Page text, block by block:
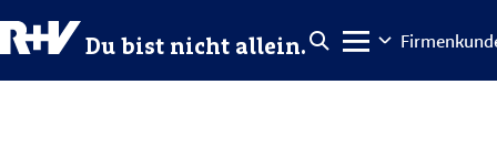
Du bist nicht allein.